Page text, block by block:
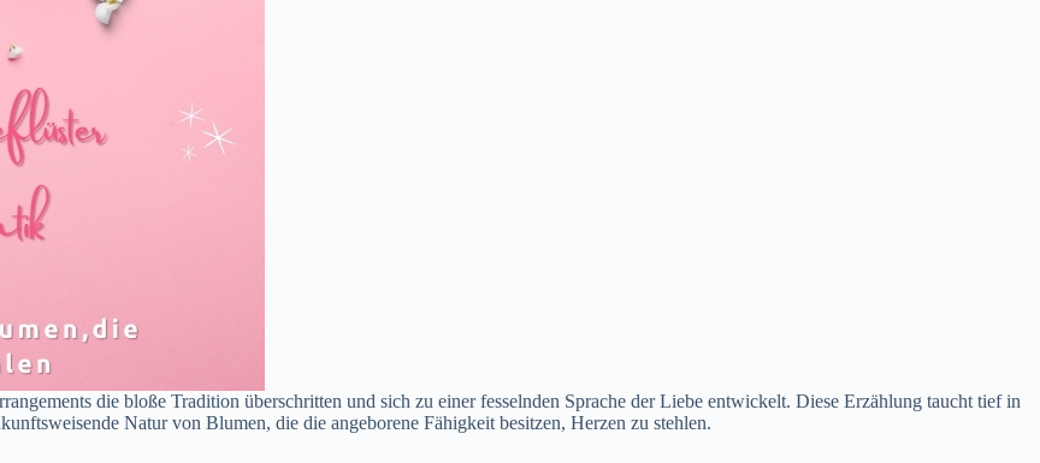
die bloße Tradition überschritten und sich zu einer fesselnden Sprache der Liebe entwickelt. Diese Erzählung taucht tief in
Natur von Blumen, die die angeborene Fähigkeit besitzen, Herzen zu stehlen.